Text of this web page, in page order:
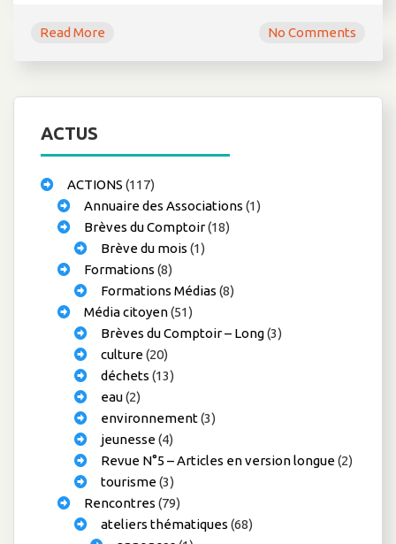
Read More No Comments
ACTUS
ACTIONS (117)
Annuaire des Associations (1)
Brèves du Comptoir(18)
Brève du mois (1)
Formations (8)
Formations Médias (8)
Média citoyen(51)
Brèves du Comptoir – Long(3)
culture(20)
déchets (13)
eau(2)
environnement(3)
jeunesse(4)
Revue N°5 – Articles en version longue(2)
tourisme(3)
Rencontres (79)
ateliers thématiques (68)